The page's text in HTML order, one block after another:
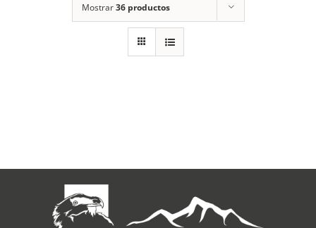
CONTACTO
Mostrar36 productos